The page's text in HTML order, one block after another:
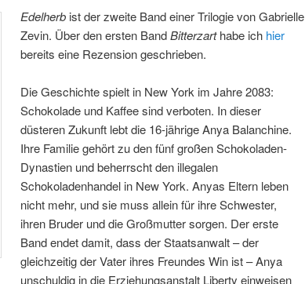
Edelherb ist der zweite Band einer Trilogie von Gabrielle
Zevin. Über den ersten BandBitterzarthabe ich hier
bereits eine Rezension geschrieben.
Die Geschichte spielt in New York im Jahre 2083:
Schokolade und Kaffee sind verboten. In dieser
düsteren Zukunft lebt die 16-jährige Anya Balanchine.
Ihre Familie gehört zu den fünf großen Schokoladen-
Dynastien und beherrscht den illegalen
Schokoladenhandel in New York. Anyas Eltern leben
nicht mehr, und sie muss allein für ihre Schwester,
ihren Bruder und die Großmutter sorgen. Der erste
Band endet damit, dass der Staatsanwalt – der
gleichzeitig der Vater ihres Freundes Win ist – Anya
unschuldig in die Erziehungsanstalt Liberty einweisen